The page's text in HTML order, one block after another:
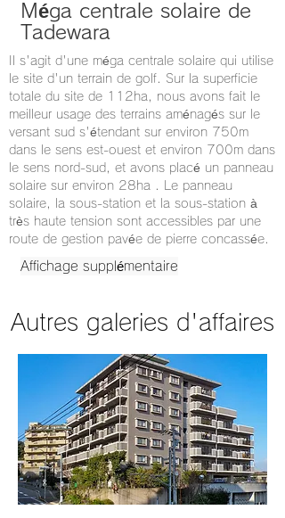
Méga centrale solaire de
Tadewara
Il s'agit d'une méga centrale solaire qui utilise
le site d'un terrain de golf. Sur la superficie
totale du site de 112ha, nous avons fait le
meilleur usage des terrains aménagés sur le
versant sud s'étendant sur environ 750m
dans le sens est-ouest et environ 700m dans
le sens nord-sud, et avons placé un panneau
solaire sur environ 28ha . Le panneau
solaire, la sous-station et la sous-station à
très haute tension sont accessibles par une
route de gestion pavée de pierre concassée.
Affichage supplémentaire
Autres galeries d'affaires